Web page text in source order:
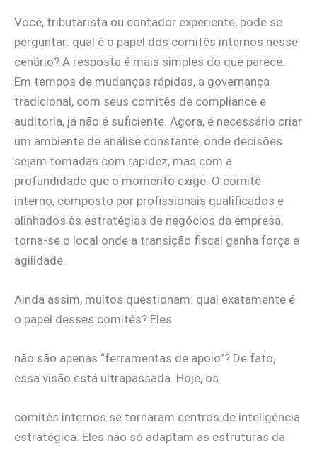
Você, tributarista ou contador experiente, pode se
perguntar: qual é o papel dos comitês internos nesse
cenário? A resposta é mais simples do que parece.
Em tempos de mudanças rápidas, a governança
tradicional, com seus comitês de compliance e
auditoria, já não é suficiente. Agora, é necessário criar
um ambiente de análise constante, onde decisões
sejam tomadas com rapidez, mas com a
profundidade que o momento exige. O comitê
interno, composto por profissionais qualificados e
alinhados às estratégias de negócios da empresa,
torna-se o local onde a transição fiscal ganha força e
agilidade.
Ainda assim, muitos questionam: qual exatamente é
o papel desses comitês? Eles
não são apenas “ferramentas de apoio”? De fato,
essa visão está ultrapassada. Hoje, os
comitês internos se tornaram centros de inteligência
estratégica. Eles não só adaptam as estruturas da